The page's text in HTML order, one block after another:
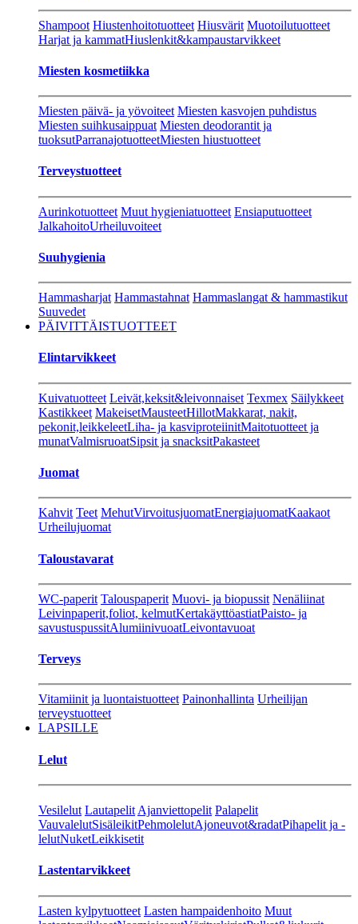
Shampoot Hiustenhoitotuotteet Hiusvärit Muotoilutuotteet
Harjat ja kammatHiuslenkit&kampaustarvikkeet
Miesten kosmetiikka
Miesten päivä- ja yövoiteet Miesten kasvojen puhdistus
Miesten suihkusaippuat Miesten deodorantit ja
tuoksutParranajotuotteetMiesten hiustuotteet
Terveystuotteet
Aurinkotuotteet Muut hygieniatuotteet Ensiaputuotteet
JalkahoitoUrheiluvoiteet
Suuhygienia
Hammasharjat Hammastahnat Hammaslangat & hammastikut
Suuvedet
PÄIVITTÄISTUOTTEET
Elintarvikkeet
Kuivatuotteet Leivät,keksit&leivonnaiset Texmex Säilykkeet
Kastikkeet MakeisetMausteetHillotMakkarat, nakit,
pekonit,leikkeleetLiha- ja kasviproteiinitMaitotuotteet ja
munatValmisruoatSipsit ja snacksitPakasteet
Juomat
Kahvit Teet MehutVirvoitusjuomatEnergiajuomatKaakaot
Urheilujuomat
Taloustavarat
WC-paperit Talouspaperit Muovi- ja biopussit Nenäliinat
Leivinpaperit,foliot, kelmutKertakäyttöastiatPaisto- ja
savustuspussitAlumiinivuoatLeivontavuoat
Terveys
Vitamiinit ja luontaistuotteet Painonhallinta Urheilijan
terveystuotteet
LAPSILLE
Lelut
Vesilelut Lautapelit Ajanviettopelit Palapelit
VauvalelutSisäleikitPehmolelutAjoneuvot&radatPihapelit ja -
lelutNuketLeikkisetit
Lastentarvikkeet
Lasten kylpytuotteet Lasten hampaidenhoito Muut